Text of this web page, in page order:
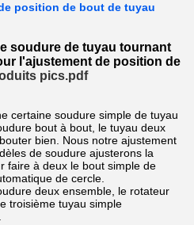
position de bout de tuyau
soudure de tuyau tournant
l'ajustement de position de
pics.pdf
certaine soudure simple de tuyau
bout à bout, le tuyau deux
bien. Nous notre ajustement
de soudure ajusterons la
faire à deux le bout simple de
de cercle.
deux ensemble, le rotateur
troisième tuyau simple